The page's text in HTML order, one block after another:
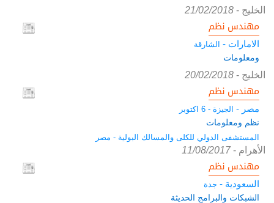
الخليج -
21/02/2018
مهندس نظم
الامارات - الشارقة
ومعلومات
الخليج -
20/02/2018
مهندس نظم
مصر - الجيزة - 6 اكتوبر
نظم ومعلومات
المستشفى الدولي للكلى والمسالك البولية - مصر
الأهرام -
11/08/2017
مهندس نظم
السعودية - جدة
الشبكات والبرامج الحديثة